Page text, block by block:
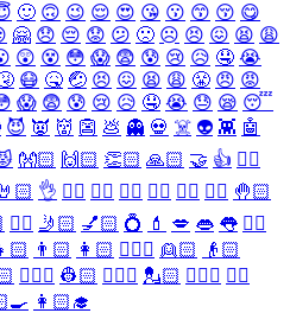
🙂 🙃 😉 😌 😍 😘 😗 😙 😚 😋
🤗 😞 😔 😟 😕 🙁 ☹️ 😣 😖 😫 😩
😲 😵 😳 😱 😨 😰 😢 😥 🤤 😭
😷 🤒 🤕 😣 😖 😫 😩 😤 😠 😡
😱 😨 😰 😢 😥 🤤 😭 😓 😪 😴
😈 👿 👹 👺 💩 👻 💀 ☠️ 👽 👾 🤖
👐🏻 🙌🏻 👏🏻 🙏🏻 🤝 👍 👎🏻
🤘🏻 👌 👈🏻 👉🏻 👆🏻 👇🏻 ☝🏻 ✋🏻 🤚🏻
✍🏻 🤳🏻 💅🏻 💍 💄 💋 👄 👅 👂🏻
👨🏻 👩🏻 👱🏻‍♀️ 👱🏻
👴🏻
👷🏻‍♀️ 👷🏻 💂🏻‍♀️ 💂🏻 🕵🏻‍♀️ 🕵🏻
👩🏻‍🎓